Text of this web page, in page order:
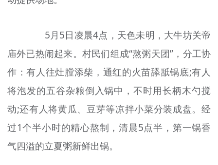
5月5日凌晨4点，天色未明，大牛坊关帝
庙外已热闹起来。村民们组成“熬粥天团”，分工协
作：有人往灶膛添柴，通红的火苗舔舐锅底;有人
将泡发的五谷杂粮倒入锅中，不时用长柄木勺搅
动;还有人将黄瓜、豆芽等凉拌小菜分装成盘。经
过1个半小时的精心熬制，清晨5点半 ，第一锅香
气四溢的立夏粥新鲜出锅。